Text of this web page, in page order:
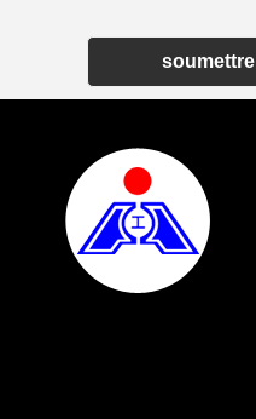
soumettre